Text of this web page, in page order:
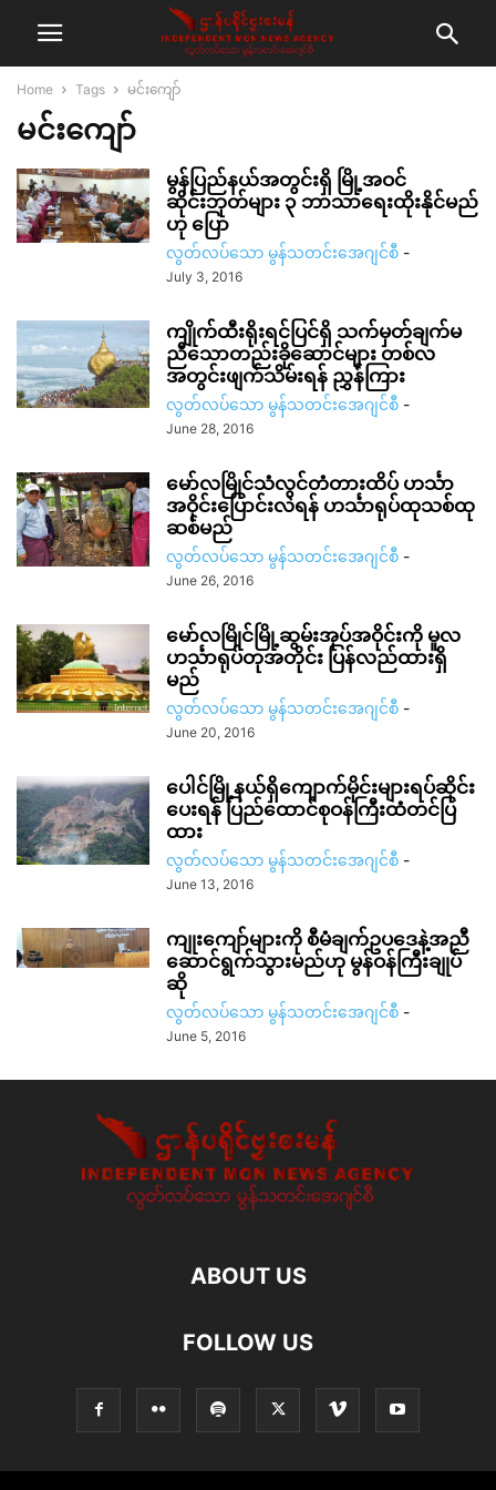
Home Tags မင်းကျော်
မင်းကျော်
မွန်ပြည်နယ်အတွင်းရှိ မြို့အဝင်
ဆိုင်းဘုတ်များ ၃ ဘာသာရေးထိုးနိုင်မည်
ဟု ပြော
လွတ်လပ်သော မွန်သတင်းအေဂျင်စီ -
July 3, 2016
ကျိုက်ထီးရိုးရင်ပြင်ရှိ သက်မှတ်ချက်မ
ညီသောတည်းခိုဆောင်များ တစ်လ
အတွင်းဖျက်သိမ်းရန် ညွှန်ကြား
လွတ်လပ်သော မွန်သတင်းအေဂျင်စီ -
June 28, 2016
မော်လမြိုင်သံလွင်တံတားထိပ် ဟင်္သာ
အဝိုင်းပြောင်းလဲရန် ဟင်္သာရုပ်ထုသစ်ထု
ဆစ်မည်
လွတ်လပ်သော မွန်သတင်းအေဂျင်စီ -
June 26, 2016
မော်လမြိုင်မြို့ဆွမ်းအုပ်အဝိုင်းကို မူလ
ဟင်္သာရုပ်တုအတိုင်း ပြန်လည်ထားရှိ
မည်
လွတ်လပ်သော မွန်သတင်းအေဂျင်စီ -
June 20, 2016
ပေါင်မြို့နယ်ရှိကျောက်မိုင်းများရပ်ဆိုင်း
ပေးရန် ပြည်ထောင်စုဝန်ကြီးထံတင်ပြ
ထား
လွတ်လပ်သော မွန်သတင်းအေဂျင်စီ -
June 13, 2016
ကျုးကျော်များကို စီမံချက်ဥပဒေနဲ့အညီ
ဆောင်ရွက်သွားမည်ဟု မွန်ဝန်ကြီးချုပ်
ဆို
လွတ်လပ်သော မွန်သတင်းအေဂျင်စီ -
June 5, 2016
ABOUT US
FOLLOW US